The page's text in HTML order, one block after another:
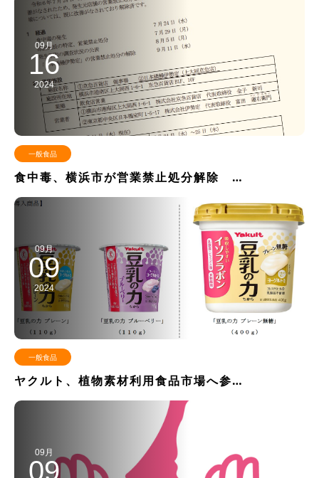
09月
16
2024
一般食品
食中毒、横浜市が営業禁止処分解除 …
09月
09
2024
一般食品
ヤクルト、植物素材利用食品市場へ参…
09月
09